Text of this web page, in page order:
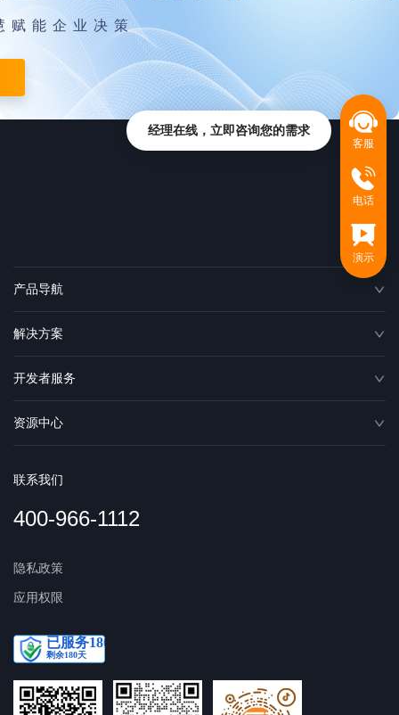
赋能企业决策
产品导航
解决方案
开发者服务
资源中心
联系我们
400-966-1112
隐私政策
应用权限
客服
电话
演示
经理在线，立即咨询您的需求